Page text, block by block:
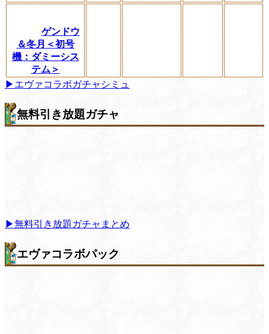
ゲンドウ
＆冬月＜初号
機：ダミーシス
テム＞
▶エヴァコラボガチャシミュ
無料引き放題ガチャ
▶無料引き放題ガチャまとめ
エヴァコラボパック